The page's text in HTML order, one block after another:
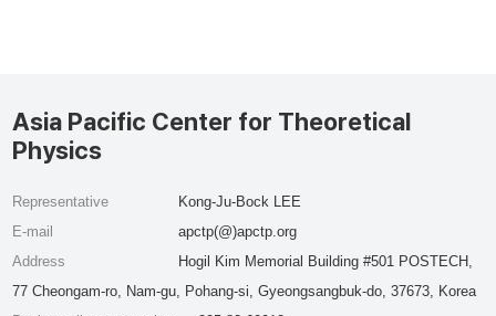
Asia Pacific Center for Theoretical
Physics
Representative
Kong-Ju-Bock LEE
E-mail
apctp(@)apctp.org
Address
Hogil Kim Memorial Building #501 POSTECH,
77 Cheongam-ro, Nam-gu, Pohang-si, Gyeongsangbuk-do, 37673, Korea